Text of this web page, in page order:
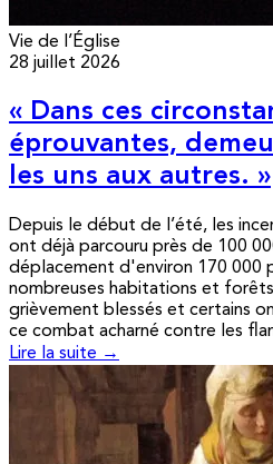
Vie de l’Église
28 juillet 2026
« Dans ces
éprouvantes,
les uns aux autres. »
Depuis le début de l’été, les
ont déjà parcouru près de 100
déplacement d'environ 170 000
nombreuses habitations et
grièvement blessés et certains
ce combat acharné contre les
Lire la suite →